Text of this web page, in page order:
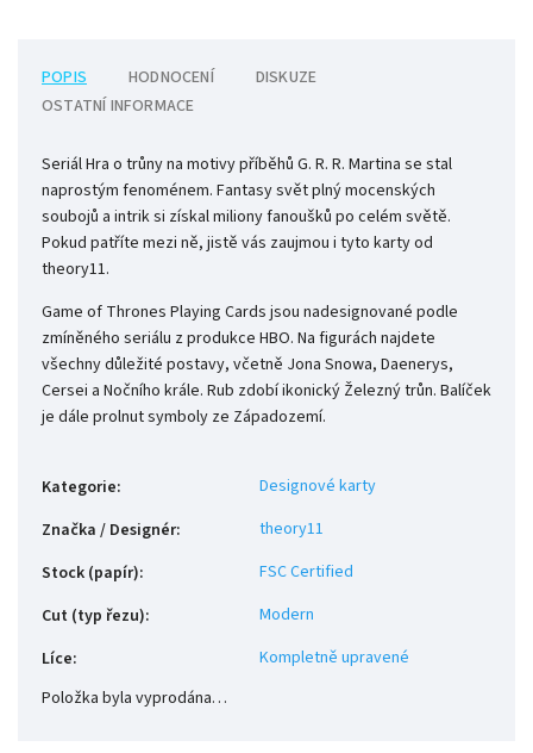
POPIS HODNOCENÍ
DISKUZE
OSTATNÍ INFORMACE
Seriál Hra o trůny na motivy příběhů G. R. R. Martina se stal
naprostým fenoménem. Fantasy svět plný mocenských
soubojů a intrik si získal miliony fanoušků po celém světě.
Pokud patříte mezi ně, jistě vás zaujmou i tyto karty od
theory11.
Game of Thrones Playing Cards jsou nadesignované podle
zmíněného seriálu z produkce HBO. Na figurách najdete
všechny důležité postavy, včetně Jona Snowa, Daenerys,
Cersei a Nočního krále. Rub zdobí ikonický Železný trůn. Balíček
je dále prolnut symboly ze Západozemí.
Kategorie:
Designové karty
Značka / Designér:
theory11
Stock (papír):
FSC Certified
Cut (typ řezu):
Modern
Líce:
Kompletně upravené
Položka byla vyprodána…